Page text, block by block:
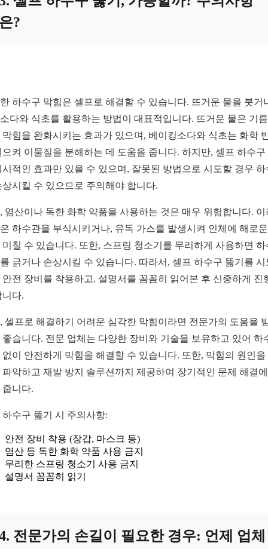
?
하수구 막힘은 셀프로 해결할 수 있습니다. 뜨거운 물을 붓거
다와 식초를 활용하는 방법이 대표적입니다. 뜨거운 물은 기
막힘을 완화시키는 효과가 있으며, 베이킹소다와 식초는 화학
으켜 이물질을 분해하는 데 도움을 줍니다. 하지만, 셀프 하수구
시적인 효과만 있을 수 있으며, 잘못된 방법으로 시도할 경우 하
상시킬 수 있으므로 주의해야 합니다.
염산이나 독한 화학 약품을 사용하는 것은 매우 위험합니다. 이
하수관을 부식시키거나, 유독 가스를 발생시켜 인체에 해로
미칠 수 있습니다. 또한, 스프링 청소기를 무리하게 사용하면 하
긁거나 손상시킬 수 있습니다. 따라서, 셀프 하수구 뚫기를 시
안전 장비를 착용하고, 설명서를 꼼꼼히 읽어본 후 신중하게 진
니다.
셀프로 해결하기 어려운 심각한 막힘이라면 전문가의 도움을
좋습니다. 전문 업체는 다양한 장비와 기술을 보유하고 있어 하
없이 안전하게 막힘을 해결할 수 있습니다. 또한, 막힘의 원인을
파악하고 재발 방지 솔루션까지 제공하여 장기적인 문제 해결
줍니다.
하수구 뚫기 시 주의사항:
안전 장비 착용 (장갑, 마스크 등)
염산 등 독한 화학 약품 사용 금지
무리한 스프링 청소기 사용 금지
설명서 꼼꼼히 읽기
전문가의 손길이 필요한 경우: 언제 업체